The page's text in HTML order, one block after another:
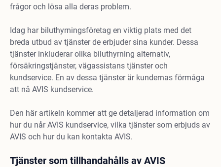
frågor och lösa alla deras problem.
Idag har biluthyrningsföretag en viktig plats med det
breda utbud av tjänster de erbjuder sina kunder. Dessa
tjänster inkluderar olika biluthyrning alternativ,
försäkringstjänster, vägassistans tjänster och
kundservice. En av dessa tjänster är kundernas förmåga
att nå AVIS kundservice.
Den här artikeln kommer att ge detaljerad information om
hur du når AVIS kundservice, vilka tjänster som erbjuds av
AVIS och hur du kan kontakta AVIS.
Tjänster som tillhandahålls av AVIS